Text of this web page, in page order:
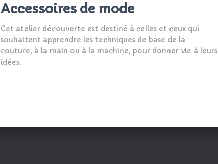
Accessoires de mode
Cet atelier découverte est destiné à celles et ceux qui
souhaitent apprendre les techniques de base de la
couture, à la main ou à la machine, pour donner vie à leurs
idées.